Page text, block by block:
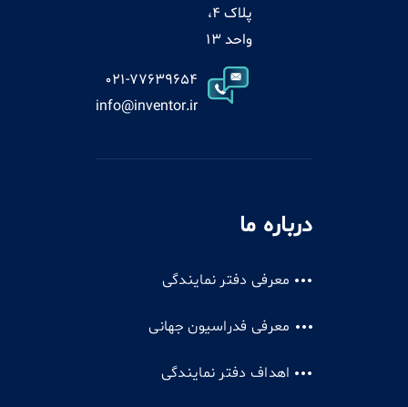
پلاک 4،
واحد 13
021-77639654
info@inventor.ir
درباره ما
معرفی دفتر نمایندگی
معرفی فدراسیون جهانی
اهداف دفتر نمایندگی